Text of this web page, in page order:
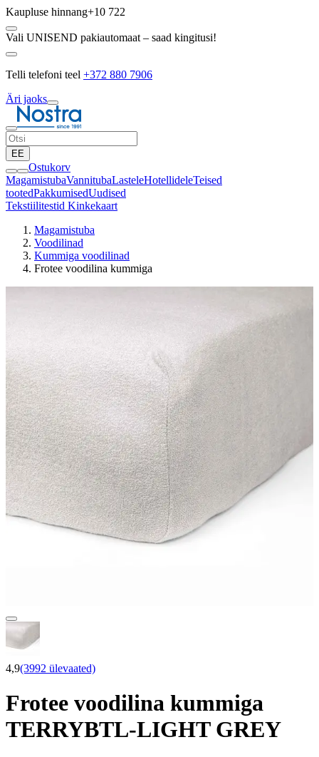
Kaupluse hinnang+10 722
Vali UNISEND pakiautomaat – saad kingitusi!
Telli telefoni teel +372 880 7906
Äri jaoks
EE
Ostukorv
MagamistubaVannitubaLasteleHotellideleTeised
tootedPakkumisedUudised
Tekstiilitestid Kinkekaart
Magamistuba
Voodilinad
Kummiga voodilinad
Frotee voodilina kummiga
4,9(3992 ülevaated)
Frotee voodilina kummiga
TERRYBTL-LIGHT GREY